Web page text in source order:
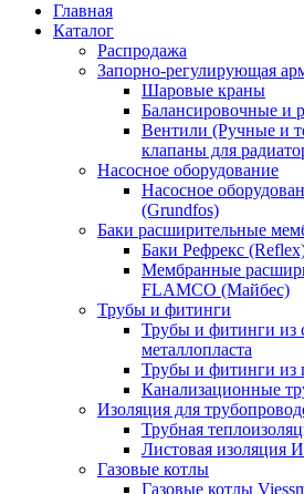
Главная
Каталог
Распродажа
Запорно-регулирующая
Шаровые краны
Балансировочные и
Вентили (Ручные и
клапаны для
Насосное оборудование
Насосное
(Grundfos)
Баки расширительные
Баки Рефрекс
Мембранные
FLAMCO (Майбес)
Трубы и фитинги
Трубы и фитинги из
металлопласта
Трубы и фитинги из
Канализационные
Изоляция для
Трубная
Листовая изоляция
Газовые котлы
Газовые котлы